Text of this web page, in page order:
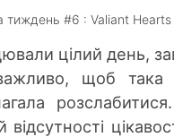
тиждень #6 : Valiant Hearts
цілий день,
щоб така